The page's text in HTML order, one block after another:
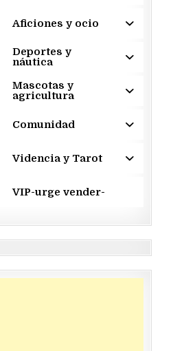
Aficiones y ocio
Deportes y
náutica
Mascotas y
agricultura
Comunidad
Videncia y Tarot
VIP-urge vender-